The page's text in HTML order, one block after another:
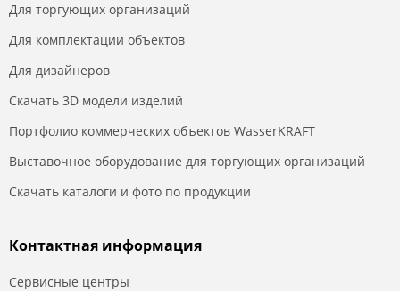
Для торгующих организаций
Для комплектации объектов
Для дизайнеров
Скачать 3D модели изделий
Портфолио коммерческих объектов WasserKRAFT
Выставочное оборудование для торгующих организаций
Скачать каталоги и фото по продукции
Контактная информация
Сервисные центры